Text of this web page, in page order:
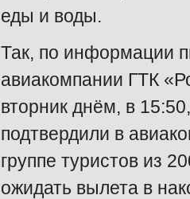
еды и воды.
Так, по информации
авиакомпании ГТК
вторник днём, в
подтвердили в
группе туристов из
ожидать вылета в